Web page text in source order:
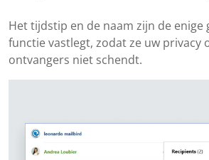
Het tijdstip en de naam zijn de enige
functie vastlegt, zodat ze uw privacy
ontvangers niet schendt.